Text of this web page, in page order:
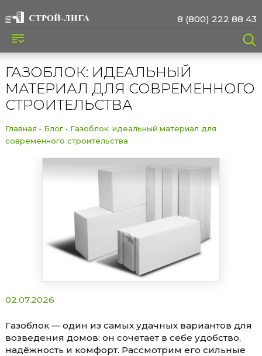
8 (800) 222 88 43
ГАЗОБЛОК: ИДЕАЛЬНЫЙ
МАТЕРИАЛ ДЛЯ СОВРЕМЕННОГО
СТРОИТЕЛЬСТВА
Главная Блог
Газоблок: идеальный материал для
современного строительства
02.07.2026
Газоблок — один из самых удачных вариантов для
возведения домов: он сочетает в себе удобство,
надёжность и комфорт. Рассмотрим его сильные